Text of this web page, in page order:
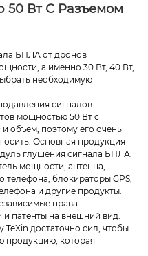
50 Вт С Разъемом
БПЛА от дронов
а именно 30 Вт, 40 Вт,
необходимую
сигналов
мощностью 50 Вт с
объем, поэтому его очень
Основная продукция
глушения сигнала БПЛА,
мощности, антенна,
блокираторы GPS,
и другие продукты.
права
и патенты на внешний вид.
TeXin достаточно сил, чтобы
продукцию, которая